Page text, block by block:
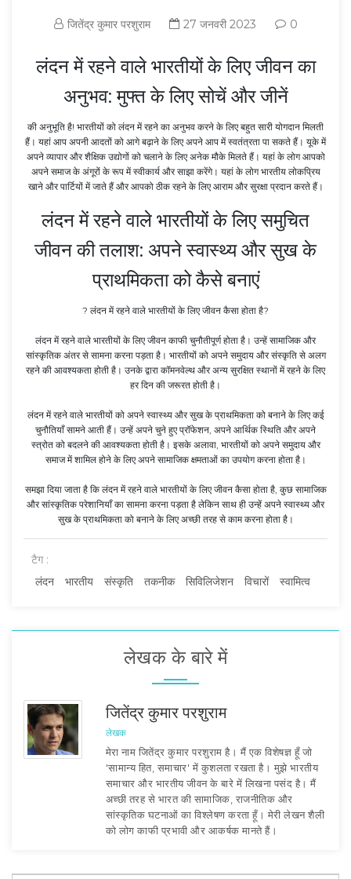
जितेंद्र कुमार परशुराम 27 जनवरी 2023 0
लंदन में रहने वाले भारतीयों के लिए जीवन का
अनुभव: मुफ्त के लिए सोचें और जीनें
की अनुभूति है! भारतीयों को लंदन में रहने का अनुभव करने के लिए बहुत सारी योगदान मिलती
हैं। यहां आप अपनी आदतों को आगे बढ़ाने के लिए अपने आप में स्वतंत्रता पा सकते हैं। यूके में
अपने व्यापार और शैक्षिक उद्योगों को चलाने के लिए अनेक मौके मिलते हैं। यहां के लोग आपको
अपने समाज के अंगूरों के रूप में स्वीकार्य और साझा करेंगे। यहां के लोग भारतीय लोकप्रिय
खाने और पार्टियों में जाते हैं और आपको ठीक रहने के लिए आराम और सुरक्षा प्रदान करते हैं।
लंदन में रहने वाले भारतीयों के लिए समुचित
जीवन की तलाश: अपने स्वास्थ्य और सुख के
प्राथमिकता को कैसे बनाएं
? लंदन में रहने वाले भारतीयों के लिए जीवन कैसा होता है?
लंदन में रहने वाले भारतीयों के लिए जीवन काफी चुनौतीपूर्ण होता है। उन्हें सामाजिक और
सांस्कृतिक अंतर से सामना करना पड़ता है। भारतीयों को अपने समुदाय और संस्कृति से अलग
रहने की आवश्यकता होती है। उनके द्वारा कॉमनवेल्थ और अन्य सुरक्षित स्थानों में रहने के लिए
हर दिन की जरूरत होती है।
लंदन में रहने वाले भारतीयों को अपने स्वास्थ्य और सुख के प्राथमिकता को बनाने के लिए कई
चुनौतियाँ सामने आती हैं। उन्हें अपने चुने हुए प्रॉफेशन, अपने आर्थिक स्थिति और अपने
स्त्रोत को बदलने की आवश्यकता होती है। इसके अलावा, भारतीयों को अपने समुदाय और
समाज में शामिल होने के लिए अपने सामाजिक क्षमताओं का उपयोग करना होता है।
समझा दिया जाता है कि लंदन में रहने वाले भारतीयों के लिए जीवन कैसा होता है, कुछ सामाजिक
और सांस्कृतिक परेशानियाँ का सामना करना पड़ता है लेकिन साथ ही उन्हें अपने स्वास्थ्य और
सुख के प्राथमिकता को बनाने के लिए अच्छी तरह से काम करना होता है।
टैग :
लंदन
भारतीय संस्कृति तकनीक सिविलिजेशन विचारों स्वामित्व
लेखक के बारे में
जितेंद्र कुमार परशुराम
लेखक
मेरा नाम जितेंद्र कुमार परशुराम है। मैं एक विशेषज्ञ हूँ जो
'सामान्य हित, समाचार' में कुशलता रखता है। मुझे भारतीय
समाचार और भारतीय जीवन के बारे में लिखना पसंद है। मैं
अच्छी तरह से भारत की सामाजिक, राजनीतिक और
सांस्कृतिक घटनाओं का विश्लेषण करता हूँ। मेरी लेखन शैली
को लोग काफी प्रभावी और आकर्षक मानते हैं।